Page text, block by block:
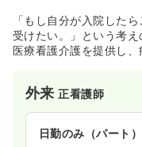
「もし自分が入院した
受けたい。」という考
医療看護介護を提供し
外来正看護師
日勤のみ（パート）